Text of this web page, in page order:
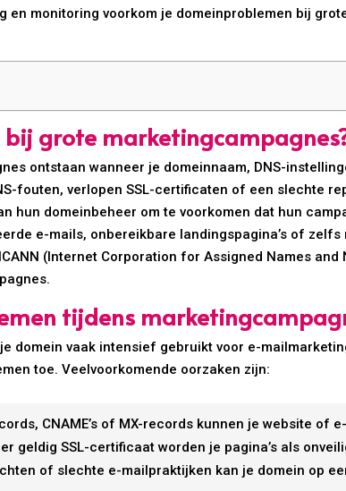
monitoring voorkom je domeinproblemen bij
grote
ontstaan wanneer je domeinnaam, DNS-
fouten, verlopen SSL-certificaten of een slechte
hun domeinbeheer om te voorkomen dat hun
e-mails, onbereikbare landingspagina’s of
(Internet Corporation for Assigned Names
tijdens
domein vaak intensief gebruikt voor e-
toe. Veelvoorkomende oorzaken zijn:
CNAME’s of MX-records kunnen je website of
geldig SSL-certificaat worden je pagina’s als
of slechte e-mailpraktijken kan je domein op